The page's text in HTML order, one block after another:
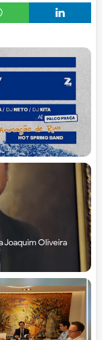
Joaquim Oliveira